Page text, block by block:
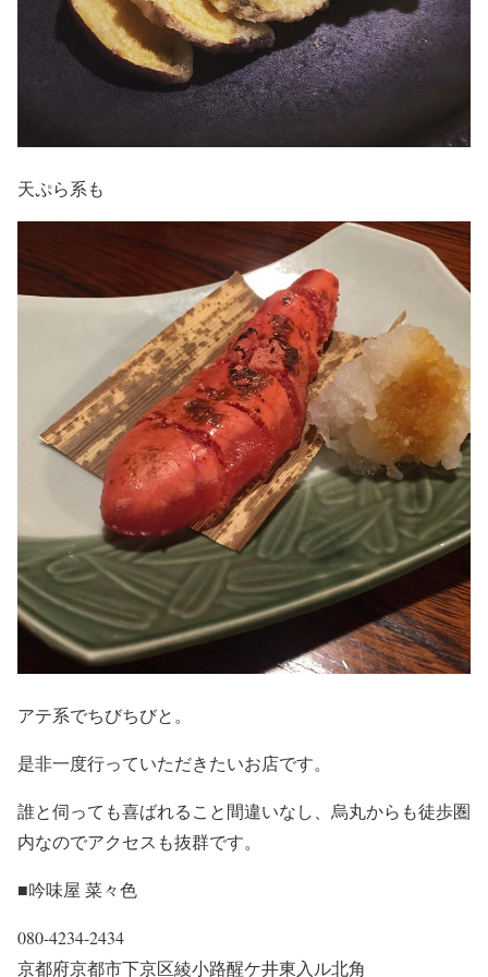
天ぷら系も
アテ系でちびちびと。
是非一度行っていただきたいお店です。
誰と伺っても喜ばれること間違いなし、烏丸からも徒歩圏
内なのでアクセスも抜群です。
■吟味屋 菜々色
080-4234-2434
京都府京都市下京区綾小路醒ケ井東入ル北角